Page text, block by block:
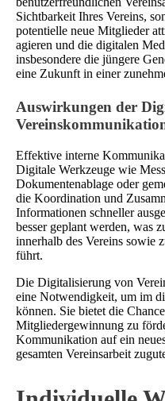
Sichtbarkeit Ihres Vereins,
potentielle neue Mitglieder
agieren und die digitalen
insbesondere die jüngere
eine Zukunft in einer
Auswirkungen der
Effektive interne
Digitale Werkzeuge wie
Dokumentenablage oder
die Koordination und
Informationen schneller
besser geplant werden, was
innerhalb des Vereins sowie
führt.
Die Digitalisierung von
eine Notwendigkeit, um im
können. Sie bietet die
Mitgliedergewinnung zu
Kommunikation auf ein
gesamten Vereinsarbeit